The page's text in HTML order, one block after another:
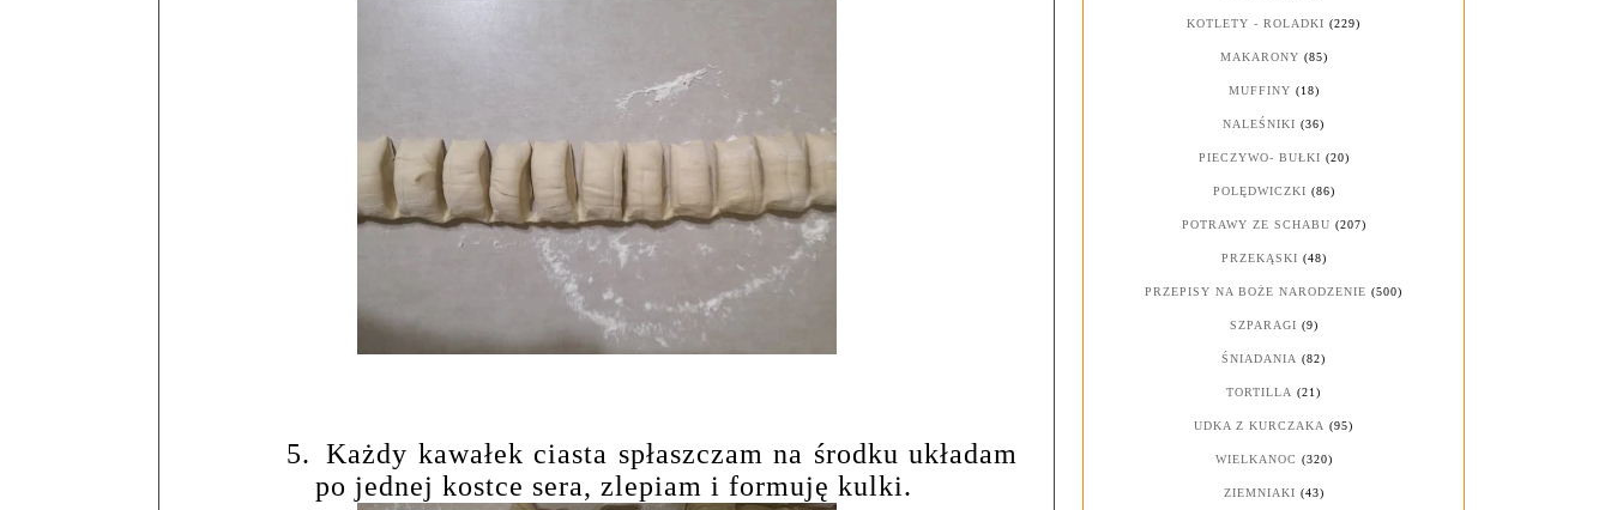
5. Każdy kawałek ciasta spłaszczam na środku układam
po jednej kostce sera, zlepiam i formuję kulki.
KOTLETY - ROLADKI (229)
MAKARONY (85)
MUFFINY (18)
NALEŚNIKI (36)
PIECZYWO- BUŁKI (20)
POLĘDWICZKI (86)
POTRAWY ZE SCHABU (207)
PRZEKĄSKI (48)
PRZEPISY NA BOŻE NARODZENIE (500)
SZPARAGI (9)
ŚNIADANIA (82)
TORTILLA (21)
UDKA Z KURCZAKA (95)
WIELKANOC (320)
ZIEMNIAKI (43)